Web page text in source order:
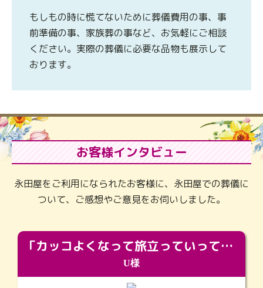
もしもの時に慌てないために葬儀費用の事、事
前準備の事、家族葬の事など、お気軽にご相談
ください。実際の葬儀に必要な品物も展示して
おります。
お客様インタビュー
永田屋をご利用になられたお客様に、永田屋での葬儀に
ついて、ご感想やご意見をお伺いしました。
「カッコよくなって旅立っていってくれました（笑）もっとカッコいいって言ってあげればよかったな」
U様